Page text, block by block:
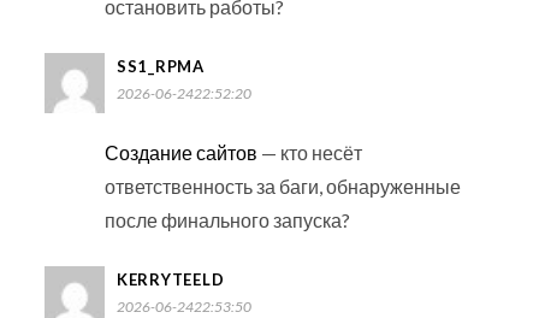
остановить работы?
SS1_RPMA
2026-06-2422:52:20
Создание сайтов — кто несёт
ответственность за баги, обнаруженные
после финального запуска?
KERRYTEELD
2026-06-2422:53:50